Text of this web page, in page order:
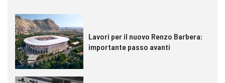
Lavori per il nuovo Renzo Barbera:
importante passo avanti